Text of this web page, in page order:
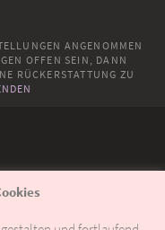
ANGENOMMEN
OFFEN SEIN, DANN
RÜCKERSTATTUNG ZU